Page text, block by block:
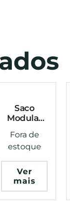
Saco
Modular
Descarte
Dispenser
Carregador
Preto
Fora de
estoque
Ver
mais